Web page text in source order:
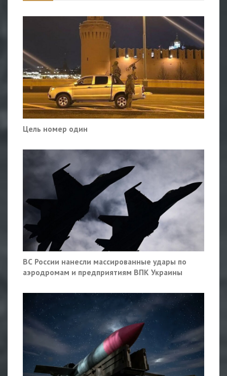
Цель номер один
ВС России нанесли массированные удары по
аэродромам и предприятиям ВПК Украины